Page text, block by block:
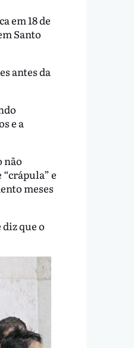
em 18 de
Santo
antes da
e a
não
e
meses
que o